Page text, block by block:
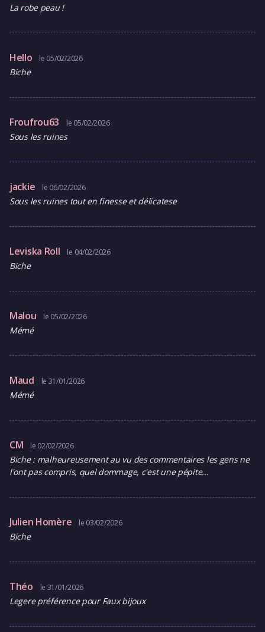
La robe peau !
Hello le 05/02/2026
Biche
Froufrou63 le 05/02/2026
Sous les ruines
jackie le 06/02/2026
Sous les ruines tout en finesse et délicatese
Leviska Roll le 04/02/2026
Biche
Malou le 05/02/2026
Mémé
Maud le 31/01/2026
Mémé
CM le 02/02/2026
Biche : malheureusement au vu des commentaires les gens ne
l'ont pas compris, quel dommage, c'est une pépite...
Julien Homère le 03/02/2026
Biche
Théo le 31/01/2026
Legere préférence pour Faux bijoux